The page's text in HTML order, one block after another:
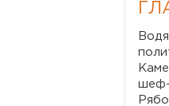
шеф-